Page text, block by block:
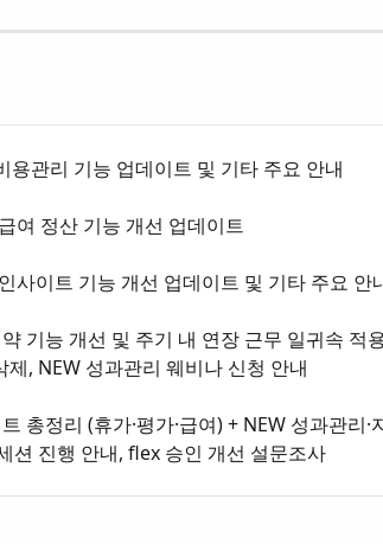
용관리 기능 업데이트 및 기타 주요 안내
여 정산 기능 개선 업데이트
사이트 기능 개선 업데이트 및 기타 주요 안
기능 개선 및 주기 내 연장 근무 일귀속 적
, NEW 성과관리 웨비나 신청 안내
총정리 (휴가·평가·급여) + NEW 성과관리·
션 진행 안내, flex 승인 개선 설문조사